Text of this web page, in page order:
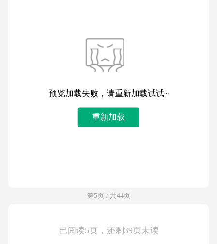
预览加载失败，请重新加载试试~
重新加载
第5页 / 共44页
已阅读5页，还剩39页未读